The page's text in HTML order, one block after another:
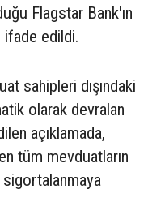
Flagstar Bank'ın
edildi.
sahipleri dışındaki
olarak devralan
açıklamada,
tüm mevduatların
sigortalanmaya